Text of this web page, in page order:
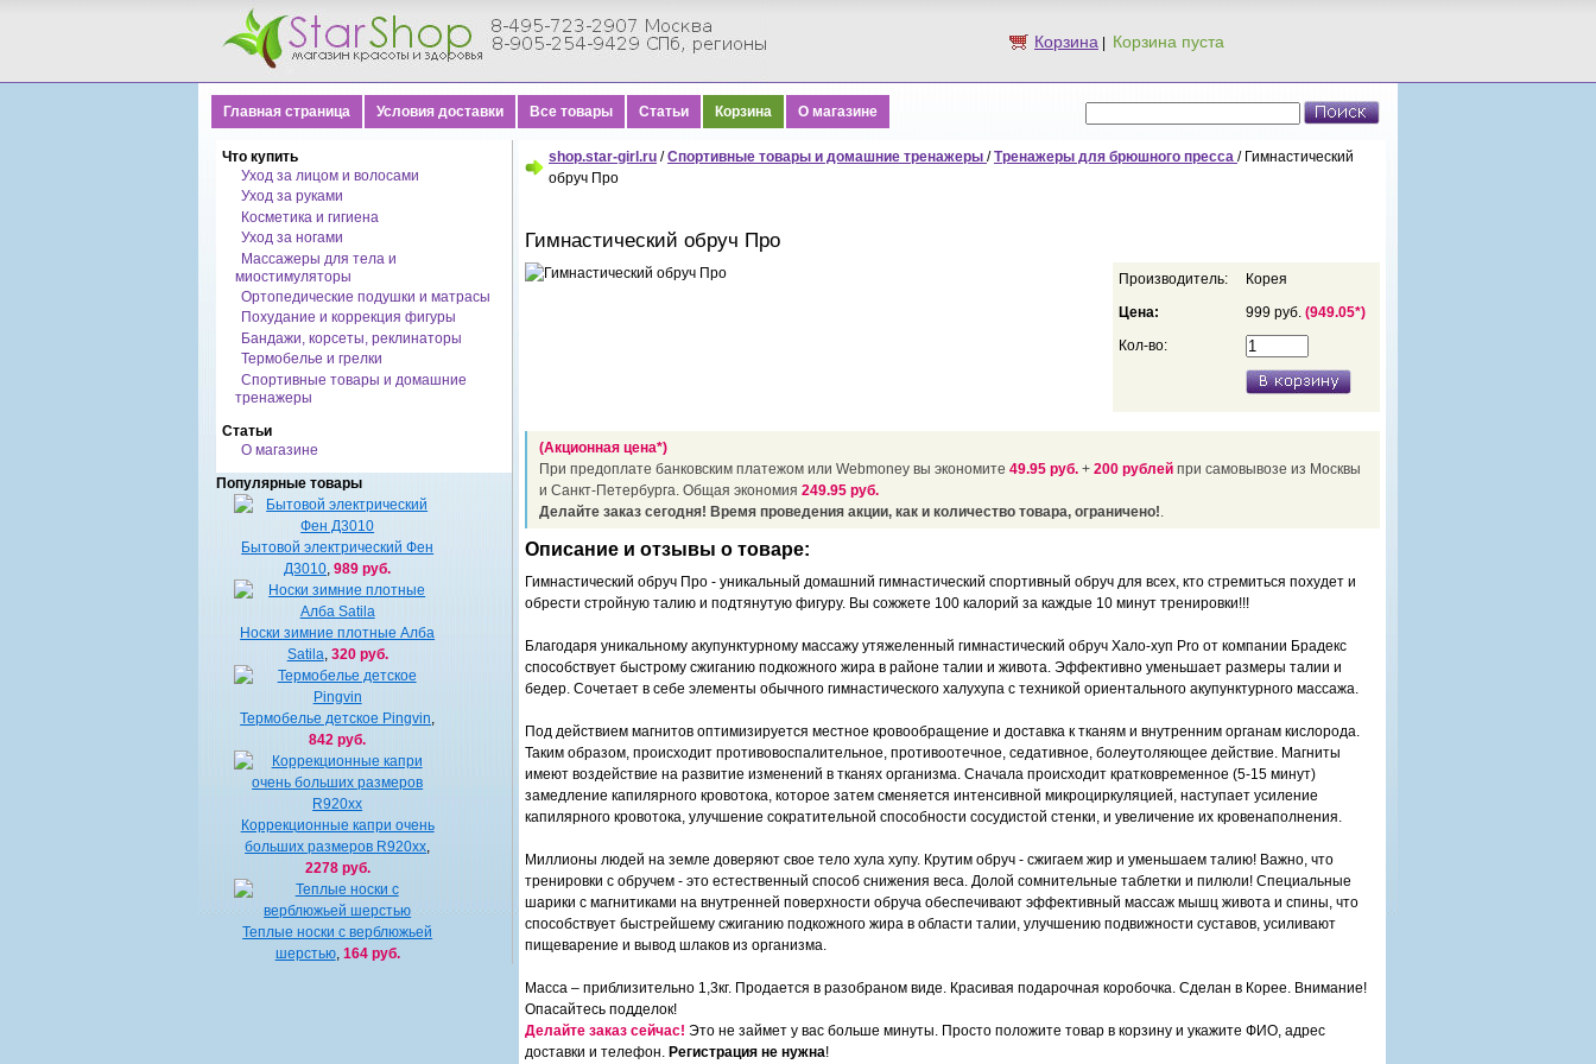
Корзина
Главная страница Условия доставки Все товары Статьи Корзина О магазине
Что купить
Уход за лицом и волосами
Уход за руками
Косметика и гигиена
Уход за ногами
Массажеры для тела и
миостимуляторы
Ортопедические подушки и матрасы
Похудание и коррекция фигуры
Бандажи, корсеты, реклинаторы
Термобелье и грелки
Спортивные товары и домашние
тренажеры
Статьи
О магазине
Популярные товары
Бытовой электрический Фен
Д3010 ,989 руб.
Носки зимние плотные Алба
Satila 320 руб.
Термобелье детское Pingvin
842 руб.
Коррекционные капри очень
больших размеров R920xx
2278 руб.
Теплые носки с верблюжьей
шерстью, 164 руб.
shop.star-girl.ru /Спортивные товары и домашние тренажеры /Тренажеры для брюшного пресса / Гимнастический
обруч Про
Гимнастический обруч Про
Производитель:
Корея
Цена:
999 руб. (949.05*)
Кол-во:
(Акционная цена*)
При предоплате банковским платежом или Webmoney вы экономите 49.95 руб. + 200 рублей при самовывозе из Москвы
и Санкт-Петербурга. Общая экономия 249.95 руб.
Делайте заказ сегодня! Время проведения акции, как и количество товара, ограничено!.
Описание и отзывы о товаре:
Гимнастический обруч Про - уникальный домашний гимнастический спортивный обруч для всех, кто стремиться похудет и
обрести стройную талию и подтянутую фигуру. Вы сожжете 100 калорий за каждые 10 минут тренировки!!!
Благодаря уникальному акупунктурному массажу утяжеленный гимнастический обруч Хало-хуп Pro от компании Брадекс
способствует быстрому сжиганию подкожного жира в районе талии и живота. Эффективно уменьшает размеры талии и
бедер. Сочетает в себе элементы обычного гимнастического халухупа с техникой ориентального акупунктурного массажа.
Под действием магнитов оптимизируется местное кровообращение и доставка к тканям и внутренним органам кислорода.
Таким образом, происходит противовоспалительное, противоотечное, седативное, болеутоляющее действие. Магниты
имеют воздействие на развитие изменений в тканях организма. Сначала происходит кратковременное (5-15 минут)
замедление капилярного кровотока, которое затем сменяется интенсивной микроциркуляцией, наступает усиление
капилярного кровотока, улучшение сократительной способности сосудистой стенки, и увеличение их кровенаполнения.
Миллионы людей на земле доверяют свое тело хула хупу. Крутим обруч - сжигаем жир и уменьшаем талию! Важно, что
тренировки с обручем - это естественный способ снижения веса. Долой сомнительные таблетки и пилюли! Специальные
шарики с магнитиками на внутренней поверхности обруча обеспечивают эффективный массаж мышц живота и спины, что
способствует быстрейшему сжиганию подкожного жира в области талии, улучшению подвижности суставов, усиливают
пищеварение и вывод шлаков из организма.
Масса – приблизительно 1,3кг. Продается в разобраном виде. Красивая подарочная коробочка. Сделан в Корее. Внимание!
Опасайтесь подделок!
Делайте заказ сейчас! Это не займет у вас больше минуты. Просто положите товар в корзину и укажите ФИО, адрес
доставки и телефон. Регистрация не нужна!